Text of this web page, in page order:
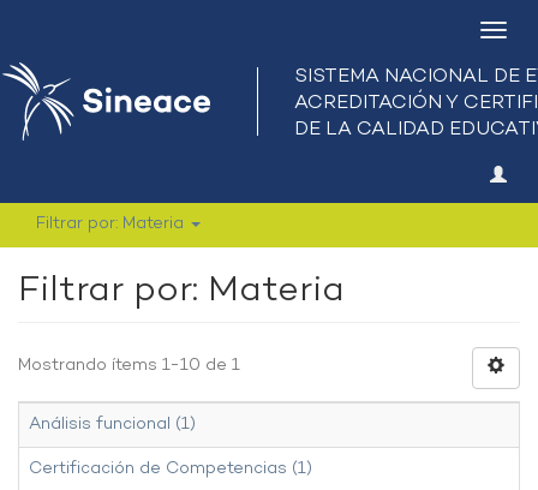
Filtrar por: Materia
Filtrar por: Materia
Mostrando ítems 1-10 de 1
Análisis funcional (1)
Certificación de Competencias (1)